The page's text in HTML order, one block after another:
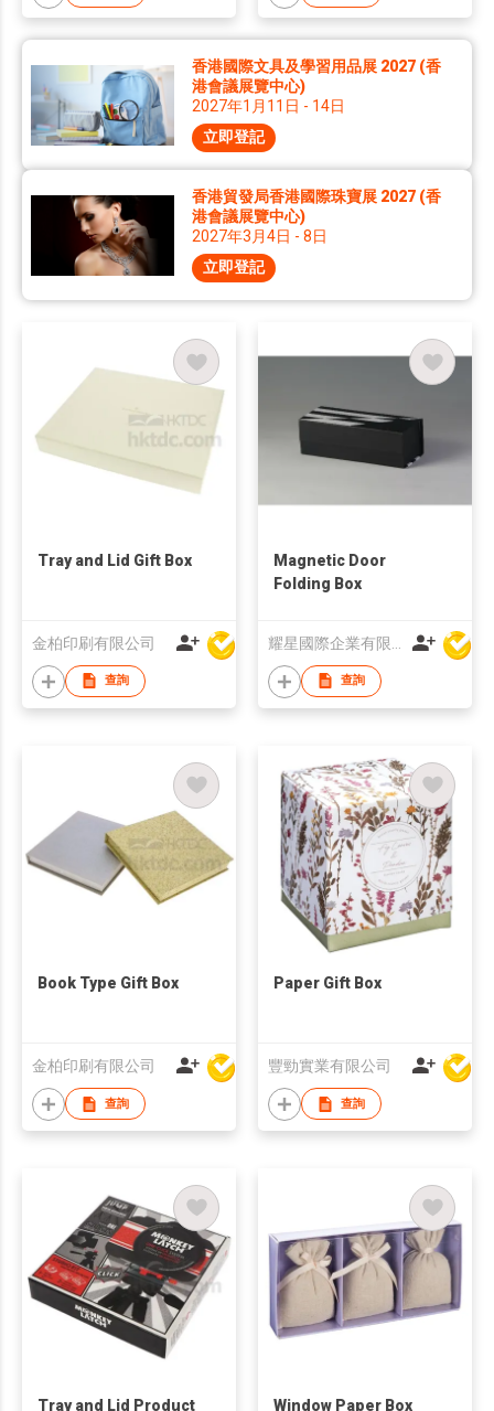
香港國際文具及學習用品展 2027 (香
港會議展覽中心)
2027年1月11日 - 14日
立即登記
香港貿發局香港國際珠寶展 2027 (香
港會議展覽中心)
2027年3月4日 - 8日
立即登記
Tray and Lid Gift Box
金柏印刷有限公司
查詢
Magnetic Door
Folding Box
查詢
Book Type Gift Box
金柏印刷有限公司
查詢
Paper Gift Box
豐勁實業有限公司
查詢
Tray and Lid Product Window Paper Box